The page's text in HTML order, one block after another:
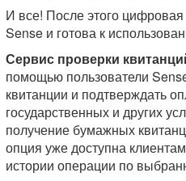
И все! После этого цифровая
Sense и готова к
Сервис проверки
помощью пользователи
квитанции и подтверждать
государственных и других
получение бумажных
опция уже доступна
истории операции по